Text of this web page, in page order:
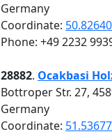
Germany
Coordinate:
Phone: +49 2232
28882. Ocakbasi
Bottroper Str. 27,
Germany
Coordinate: